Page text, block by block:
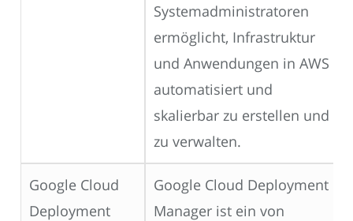
Systemadministratoren
ermöglicht, Infrastruktur
und Anwendungen in AWS
automatisiert und
skalierbar zu erstellen und
zu verwalten.
Google Cloud
Deployment
Google Cloud Deployment
Manager ist ein von